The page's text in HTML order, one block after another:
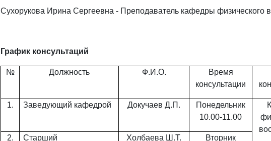
Сухорукова Ирина Сергеевна - Преподаватель кафедры физического
График консультаций
№ Должность Ф.И.О.
Время
консультации
1. Заведующий кафедрой Докучаев Д.П.
Понедельник
10.00-11.00
2.
Старший
Холбаева Ш.Т. Вторник